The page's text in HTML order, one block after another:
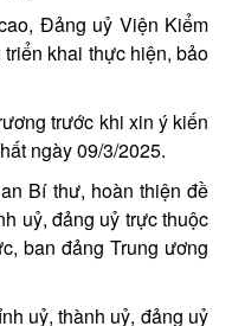
Đảng uỷ Viện Kiểm
khai thực hiện, bảo
trước khi xin ý kiến
ngày 09/3/2025.
Bí thư, hoàn thiện đề
uỷ, đảng uỷ trực thuộc
ban đảng Trung ương
uỷ, thành uỷ, đảng uỷ